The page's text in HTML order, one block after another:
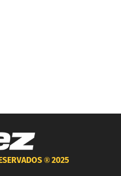
®2025